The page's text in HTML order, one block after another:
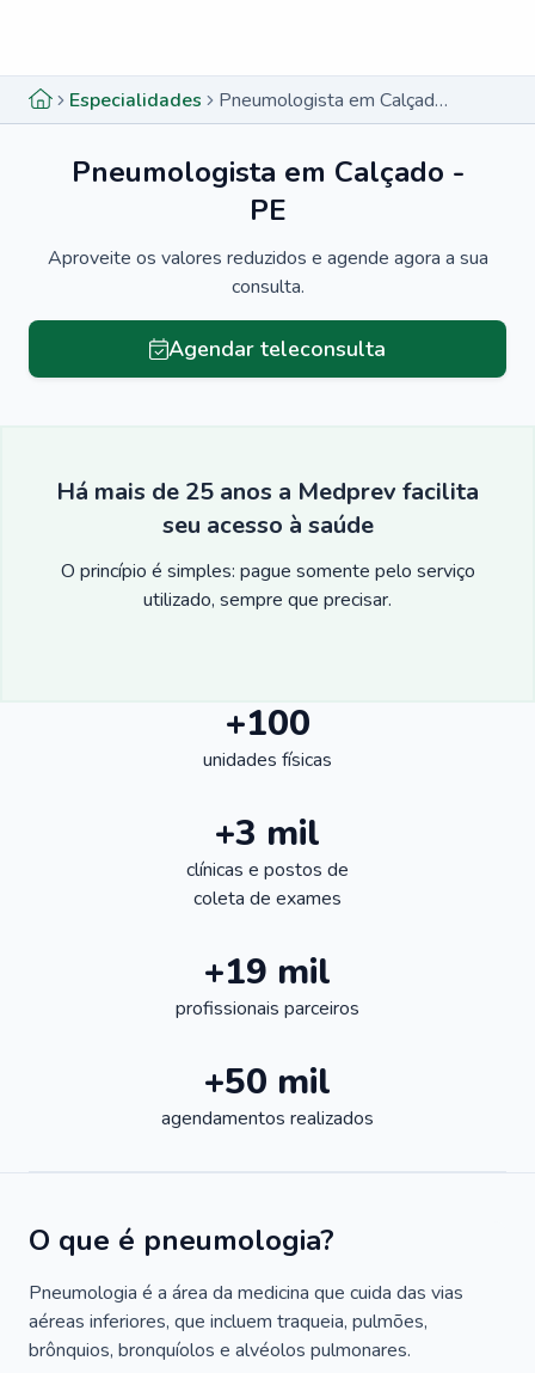
Especialidades Pneumologista em Calçado - PE
Pneumologista em Calçado -
PE
Aproveite os valores reduzidos e agende agora a sua
consulta.
Agendar teleconsulta
Há mais de 25 anos a Medprev facilita
seu acesso à saúde
O princípio é simples: pague somente pelo serviço
utilizado, sempre que precisar.
+100
unidades físicas
+3 mil
clínicas e postos de
coleta de exames
+19 mil
profissionais parceiros
+50 mil
agendamentos realizados
O que é pneumologia?
Pneumologia é a área da medicina que cuida das vias
aéreas inferiores, que incluem traqueia, pulmões,
brônquios, bronquíolos e alvéolos pulmonares.